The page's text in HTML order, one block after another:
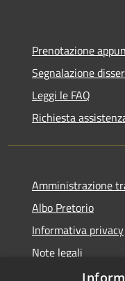
Prenotazione
Segnalazione
Leggi le FAQ
Richiesta
Amministrazione
Albo Pretorio
Informativa privacy
Note legali
Dichiarazione di